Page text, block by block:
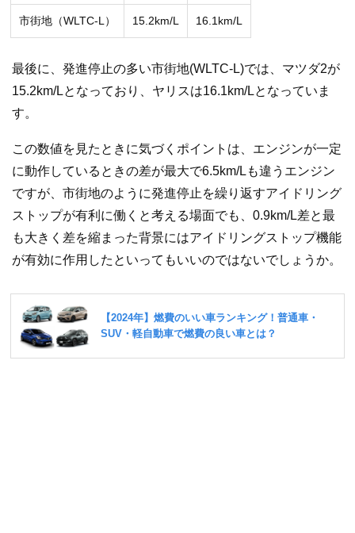
市街地（WLTC-L） 15.2km/L 16.1km/L
最後に、発進停止の多い市街地(WLTC-L)では、マツダ2が
15.2km/Lとなっており、ヤリスは16.1km/Lとなっていま
す。
この数値を見たときに気づくポイントは、エンジンが一定
に動作しているときの差が最大で6.5km/Lも違うエンジン
ですが、市街地のように発進停止を繰り返すアイドリング
ストップが有利に働くと考える場面でも、0.9km/L差と最
も大きく差を縮まった背景にはアイドリングストップ機能
が有効に作用したといってもいいのではないでしょうか。